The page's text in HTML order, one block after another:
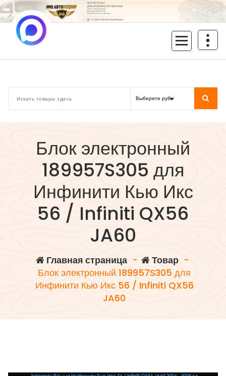
Перейти
к
содержимому
Блок электронный
189957S305 для
Инфинити Кью Икс
56 / Infiniti QX56
JA60
Главная страница- Товар-
Блок электронный 189957S305 для
Инфинити Кью Икс 56 / Infiniti QX56
JA60